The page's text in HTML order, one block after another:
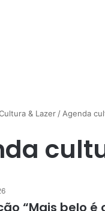
& Lazer / Agenda
“Mais belo